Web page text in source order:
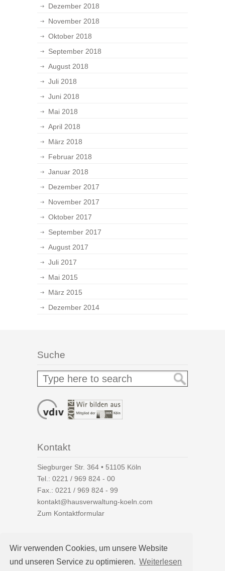
Wir verwenden Cookies, um unsere Website
und unseren Service zu optimieren. Weiterlesen
Dezember 2018
November 2018
Oktober 2018
September 2018
August 2018
Juli 2018
Juni 2018
Mai 2018
April 2018
März 2018
Februar 2018
Januar 2018
Dezember 2017
November 2017
Oktober 2017
September 2017
August 2017
Juli 2017
Mai 2015
März 2015
Dezember 2014
Suche
Kontakt
Siegburger Str. 364 • 51105 Köln
Tel.: 0221 / 969 824 - 00
Fax.: 0221 / 969 824 - 99
kontakt@hausverwaltung-koeln.com
Zum Kontaktformular
Auf einen Blick